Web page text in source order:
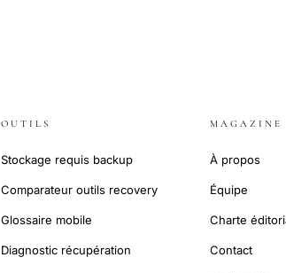
OUTILS
Stockage requis backup
Comparateur outils recovery
Glossaire mobile
Diagnostic récupération
MAGAZINE
À propos
Équipe
Charte
Contact